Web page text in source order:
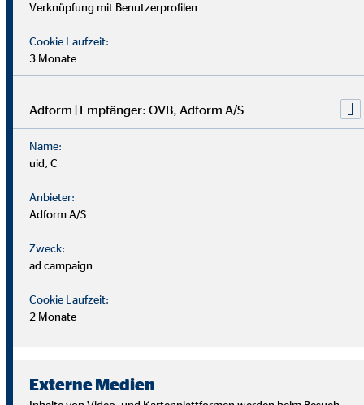
Wir suchen Persönlichkeiten mit Charakter, die aus dem
Du musst kein Finanzprofi sein – unsere Ausbildung bereitet
Verknüpfung mit Benutzerprofilen
Cookie Laufzeit:
3 Monate
Adform | Empfänger: OVB, Adform A/S
Name:
uid, C
Anbieter:
Adform A/S
Zweck:
ad campaign
Cookie Laufzeit:
2 Monate
Externe Medien